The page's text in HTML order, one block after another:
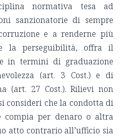
normativa tesa ad
sanzionatorie di sempre
e a renderne più
e la perseguibilità, offra il
in termini di graduazione
(art. 3 Cost.) e di
(art. 27 Cost.). Rilievi non
consideri che la condotta di
per denaro o altra
atto contrario all’ufficio sia